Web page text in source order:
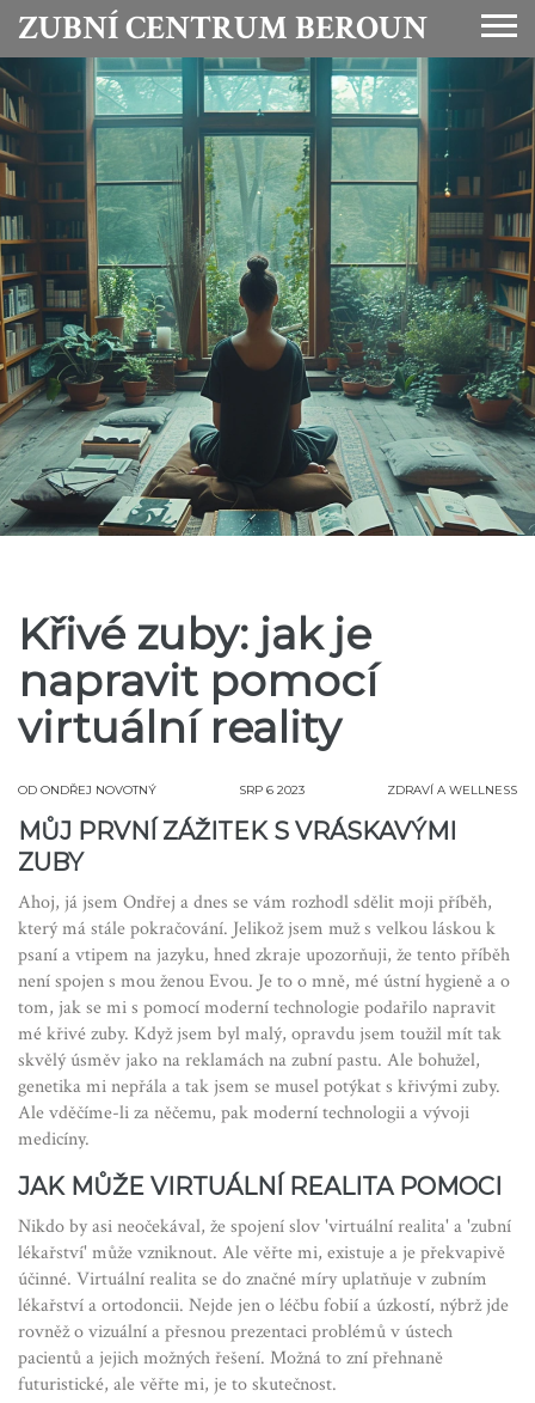
ZUBNÍ CENTRUM BEROUN
Křivé zuby: jak je
napravit pomocí
virtuální reality
OD ONDŘEJ NOVOTNÝ SRP 6 2023 ZDRAVÍ A WELLNESS
MŮJ PRVNÍ ZÁŽITEK S VRÁSKAVÝMI
ZUBY
Ahoj, já jsem Ondřej a dnes se vám rozhodl sdělit moji příběh,
který má stále pokračování. Jelikož jsem muž s velkou láskou k
psaní a vtipem na jazyku, hned zkraje upozorňuji, že tento příběh
není spojen s mou ženou Evou. Je to o mně, mé ústní hygieně a o
tom, jak se mi s pomocí moderní technologie podařilo napravit
mé křivé zuby. Když jsem byl malý, opravdu jsem toužil mít tak
skvělý úsměv jako na reklamách na zubní pastu. Ale bohužel,
genetika mi nepřála a tak jsem se musel potýkat s křivými zuby.
Ale vděčíme-li za něčemu, pak moderní technologii a vývoji
medicíny.
JAK MŮŽE VIRTUÁLNÍ REALITA POMOCI
Nikdo by asi neočekával, že spojení slov 'virtuální realita' a 'zubní
lékařství' může vzniknout. Ale věřte mi, existuje a je překvapivě
účinné. Virtuální realita se do značné míry uplatňuje v zubním
lékařství a ortodoncii. Nejde jen o léčbu fobií a úzkostí, nýbrž jde
rovněž o vizuální a přesnou prezentaci problémů v ústech
pacientů a jejich možných řešení. Možná to zní přehnaně
futuristické, ale věřte mi, je to skutečnost.